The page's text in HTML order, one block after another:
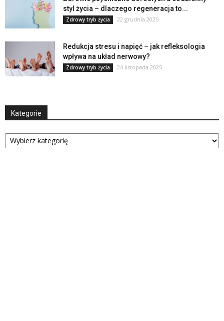
styl życia – dlaczego regeneracja to...
Zdrowy tryb życia 22 grudnia 2025
Redukcja stresu i napięć – jak refleksologia
wpływa na układ nerwowy?
Zdrowy tryb życia 24 listopada 2025
Kategorie
Kategorie